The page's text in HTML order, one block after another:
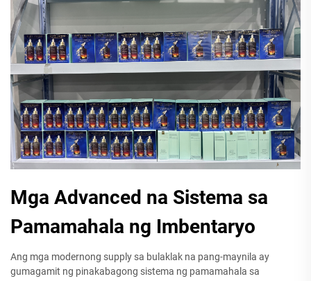
Mga Advanced na Sistema sa
Pamamahala ng Imbentaryo
Ang mga modernong supply sa bulaklak na pang-maynila ay
gumagamit ng pinakabagong sistema ng pamamahala sa